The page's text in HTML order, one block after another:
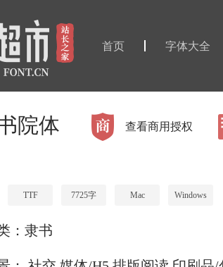
首页 字体大全
院体 查看商用授权
TTF 7725字 Mac Windows
： 隶书